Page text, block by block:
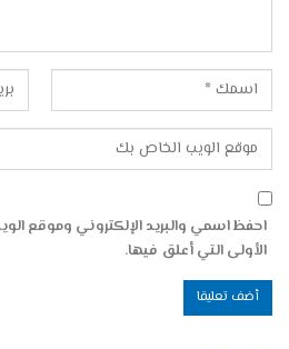
احفظ اسمي والبريد الإلكتروني وموقع
الأولى التي أعلق فيها.